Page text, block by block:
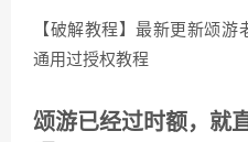
【破解教程】最新更新颂
通用过授权教程
颂游已经过时额，就